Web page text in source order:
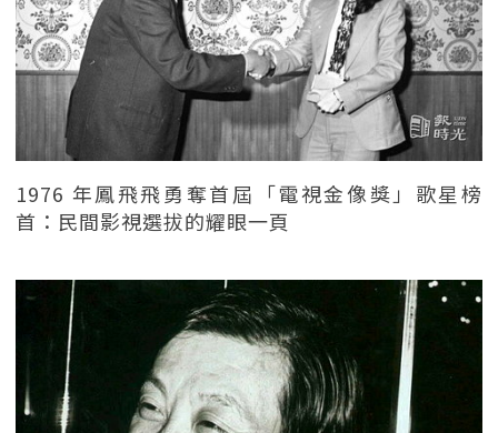
1976 年鳳飛飛勇奪首屆「電視金像獎」歌星榜
首：民間影視選拔的耀眼一頁